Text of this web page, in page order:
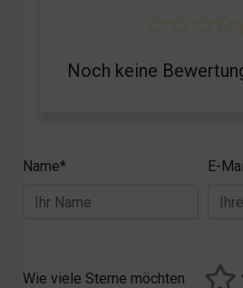
Noch keine
Name* E-
Wie viele Sterne möchten